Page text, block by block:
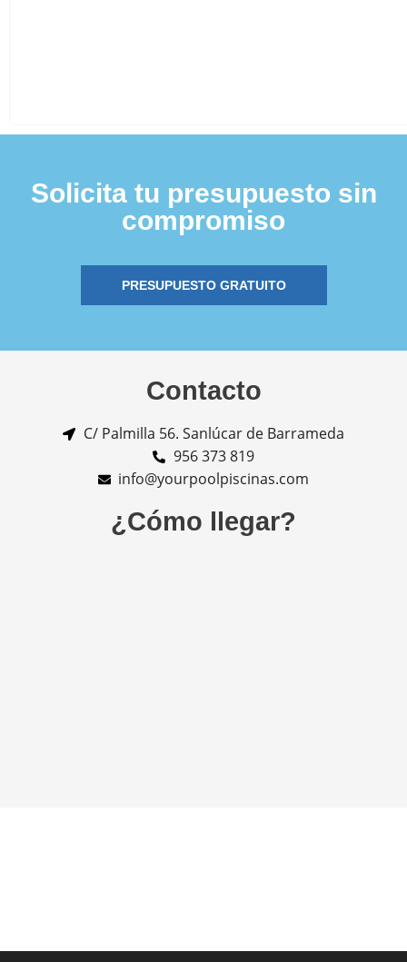
Solicita tu presupuesto sin
compromiso
PRESUPUESTO GRATUITO
Contacto
C/ Palmilla 56. Sanlúcar de Barrameda
956 373 819
info@yourpoolpiscinas.com
¿Cómo llegar?